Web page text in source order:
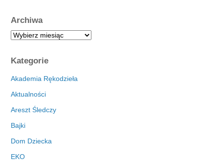
Archiwa
A
h
i
a
Kategorie
Akademia Rękodzieła
Aktualności
Areszt Śledczy
Bajki
Dom Dziecka
EKO